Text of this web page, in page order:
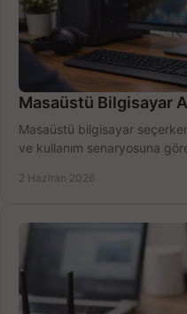
Masaüstü Bilgisayar
Masaüstü bilgisayar
ve kullanım senaryosuna
2 Haziran 2026